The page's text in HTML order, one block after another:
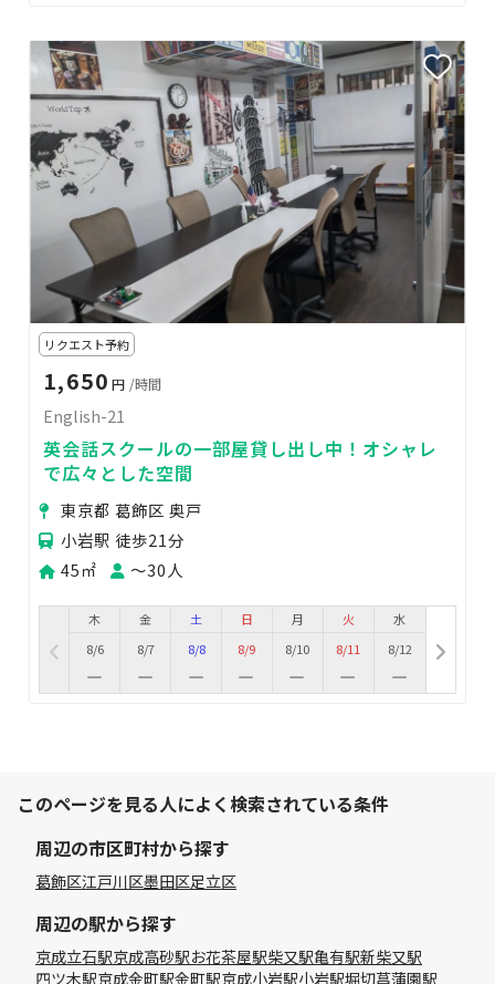
リクエスト予約
1,650 円 /時間
English-21
英会話スクールの一部屋貸し出し中！オシャレ
で広々とした空間
東京都 葛飾区 奥戸
小岩駅 徒歩21分
45㎡
〜30人
木
8/6
金
8/7
土
8/8
日
8/9
月
8/10
火
8/11
水
8/12
このページを見る人によく検索されている条件
周辺の市区町村から探す
葛飾区江戸川区墨田区足立区
周辺の駅から探す
京成立石駅京成高砂駅お花茶屋駅柴又駅亀有駅新柴又駅
四ツ木駅京成金町駅金町駅京成小岩駅小岩駅堀切菖蒲園駅